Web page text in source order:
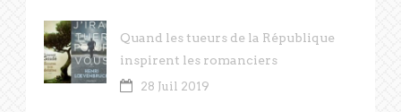
Quand les tueurs de la République
inspirent les romanciers
28 Juil 2019